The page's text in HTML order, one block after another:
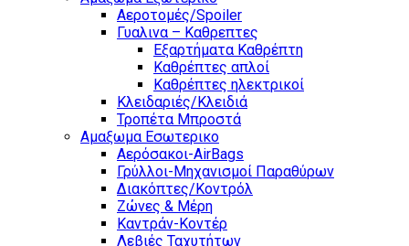
Αεροτομές/Spoiler
Γυαλινα – Καθρεπτες
Εξαρτήματα Καθρέπτη
Καθρέπτες απλοί
Καθρέπτες ηλεκτρικοί
Κλειδαριές/Κλειδιά
Τροπέτα Μπροστά
Αμαξωμα Εσωτερικο
Αερόσακοι-AirBags
Γρύλλοι-Μηχανισμοί Παραθύρων
Διακόπτες/Κοντρόλ
Ζώνες & Μέρη
Καντράν-Κοντέρ
Λεβιές Ταχυτήτων